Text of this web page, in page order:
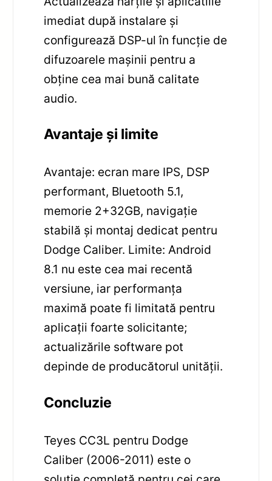
imediat după instalare și
configurează DSP-ul în funcție de
difuzoarele mașinii pentru a
obține cea mai bună calitate
audio.
Avantaje și limite
Avantaje: ecran mare IPS, DSP
performant, Bluetooth 5.1,
memorie 2+32GB, navigație
stabilă și montaj dedicat pentru
Dodge Caliber. Limite: Android
8.1 nu este cea mai recentă
versiune, iar performanța
maximă poate fi limitată pentru
aplicații foarte solicitante;
actualizările software pot
depinde de producătorul unității.
Concluzie
Teyes CC3L pentru Dodge
Caliber (2006-2011) este o